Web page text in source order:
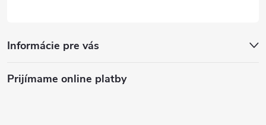
Informácie pre vás
Prijímame online platby